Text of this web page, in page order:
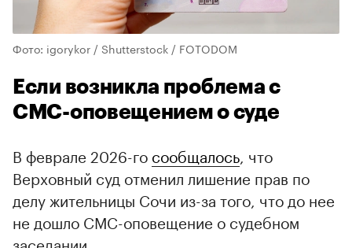
Фото: igorykor / Shutterstock / FOTODOM
Если возникла проблема с
СМС-оповещением о суде
В феврале 2026-го сообщалось , что
Верховный суд отменил лишение прав по
делу жительницы Сочи из-за того, что до нее
не дошло СМС-оповещение о судебном
заседании.